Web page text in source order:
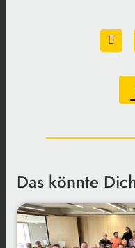
Das könnte